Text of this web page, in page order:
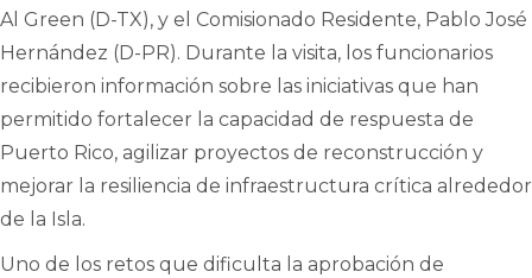
Al Green (D-TX), y el Comisionado Residente, Pablo José
Hernández (D-PR). Durante la visita, los funcionarios
recibieron información sobre las iniciativas que han
permitido fortalecer la capacidad de respuesta de
Puerto Rico, agilizar proyectos de reconstrucción y
mejorar la resiliencia de infraestructura crítica alrededor
de la Isla.
Uno de los retos que dificulta la aprobación de